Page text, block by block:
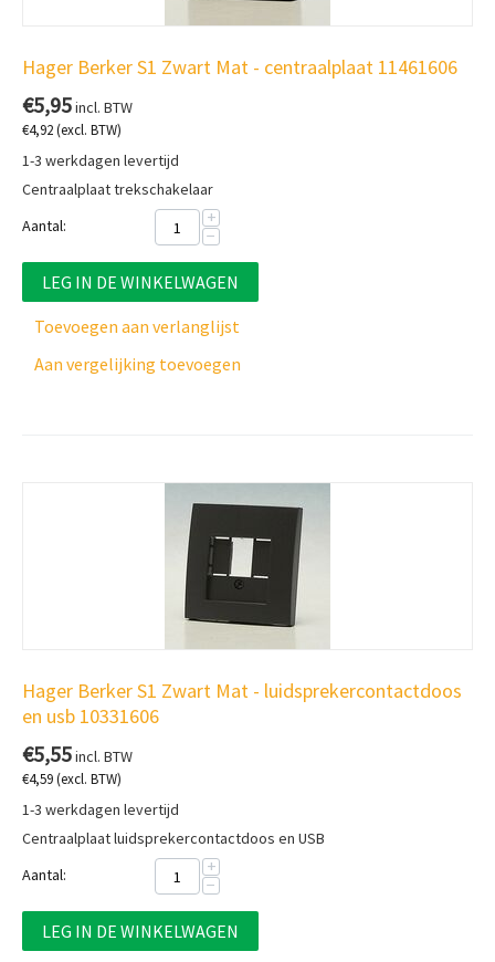
Hager Berker S1 Zwart Mat - centraalplaat 11461606
€5,95incl. BTW
€4,92(excl. BTW)
1-3 werkdagen levertijd
Centraalplaat trekschakelaar
Aantal:
+
−
LEG IN DE WINKELWAGEN
Toevoegen aan verlanglijst
Aan vergelijking toevoegen
Hager Berker S1 Zwart Mat - luidsprekercontactdoos
en usb 10331606
€5,55incl. BTW
€4,59(excl. BTW)
1-3 werkdagen levertijd
Centraalplaat luidsprekercontactdoos en USB
Aantal:
+
−
LEG IN DE WINKELWAGEN